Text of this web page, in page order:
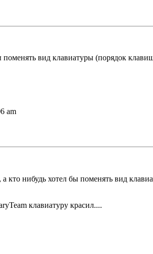
вид клавиатуры (порядок
am
кто нибудь хотел бы поменять вид
клавиатуру красил....